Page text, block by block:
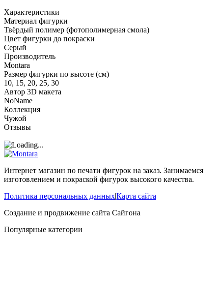
Характеристики
Материал фигурки
Твёрдый полимер (фотополимерная смола)
Цвет фигурки до покраски
Серый
Производитель
Montara
Размер фигурки по высоте (см)
10, 15, 20, 25, 30
Автор 3D макета
NoName
Коллекция
Чужой
Отзывы
Интернет магазин по печати фигурок на заказ. Занимаемся
изготовлением и покраской фигурок высокого качества.
Политика персональных данных|Карта сайта
Создание и продвижение сайта Сайгона
Популярные категории